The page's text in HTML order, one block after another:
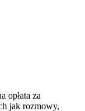
opłata za
jak rozmowy,